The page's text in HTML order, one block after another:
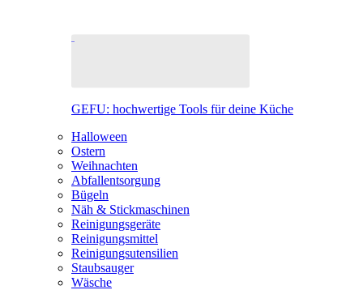
GEFU: hochwertige Tools für deine Küche
Halloween
Ostern
Weihnachten
Abfallentsorgung
Bügeln
Näh & Stickmaschinen
Reinigungsgeräte
Reinigungsmittel
Reinigungsutensilien
Staubsauger
Wäsche